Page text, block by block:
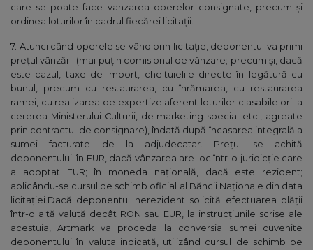
care se poate face vanzarea operelor consignate, precum și
ordinea loturilor în cadrul fiecărei licitații.
7. Atunci când operele se vând prin licitaţie, deponentul va primi
preţul vânzării (mai puţin comisionul de vânzare; precum și, dacă
este cazul, taxe de import, cheltuielile directe în legătură cu
bunul, precum cu restaurarea, cu înrămarea, cu restaurarea
ramei, cu realizarea de expertize aferent loturilor clasabile ori la
cererea Ministerului Culturii, de marketing special etc., agreate
prin contractul de consignare), îndată după încasarea integrală a
sumei facturate de la adjudecatar. Preţul se achită
deponentului: în EUR, dacă vânzarea are loc într-o juridicție care
a adoptat EUR; în moneda națională, dacă este rezident;
aplicându-se cursul de schimb oficial al Băncii Naționale din data
licitaţiei.Dacă deponentul nerezident solicită efectuarea plății
într-o altă valută decât RON sau EUR, la instrucțiunile scrise ale
acestuia, Artmark va proceda la conversia sumei cuvenite
deponentului în valuta indicată, utilizând cursul de schimb pe